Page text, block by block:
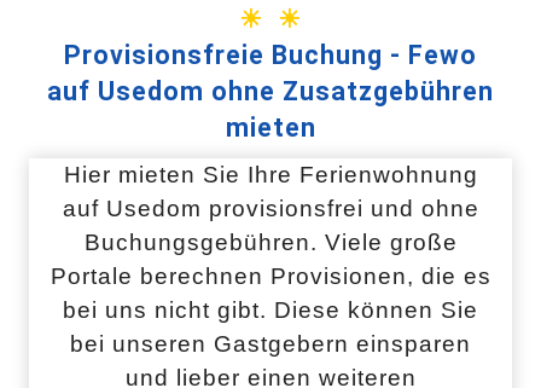
☀ ☀
Provisionsfreie Buchung - Fewo
auf Usedom ohne Zusatzgebühren
mieten
Hier mieten Sie Ihre Ferienwohnung
auf Usedom provisionsfrei und ohne
Buchungsgebühren. Viele große
Portale berechnen Provisionen, die es
bei uns nicht gibt. Diese können Sie
bei unseren Gastgebern einsparen
und lieber einen weiteren